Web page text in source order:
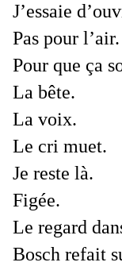
J’essaie
Pas pour l’air.
Pour que ça
La bête.
La voix.
Le cri muet.
Je reste là.
Figée.
Le regard
Bosch refait